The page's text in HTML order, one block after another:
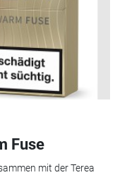
Fuse
mit der Terea